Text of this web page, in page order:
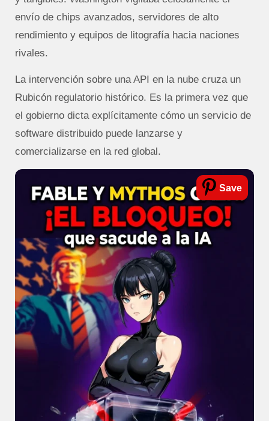
envío de chips avanzados, servidores de alto
rendimiento y equipos de litografía hacia naciones
rivales.
La intervención sobre una API en la nube cruza un
Rubicón regulatorio histórico. Es la primera vez que
el gobierno dicta explícitamente cómo un servicio de
software distribuido puede lanzarse y
comercializarse en la red global.
Save